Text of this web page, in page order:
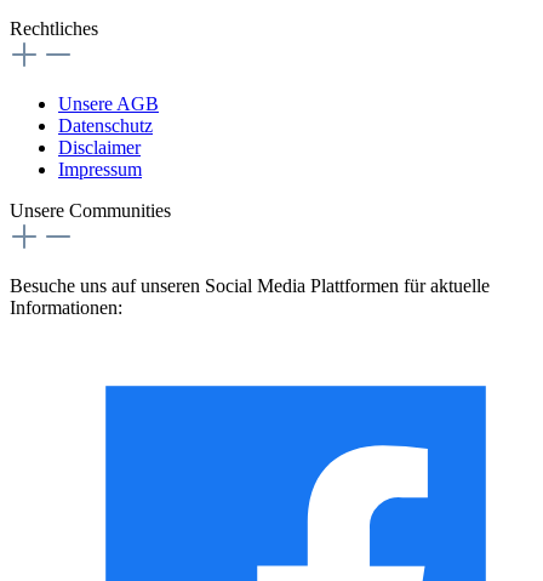
Rechtliches
Unsere AGB
Datenschutz
Disclaimer
Impressum
Unsere Communities
Besuche uns auf unseren Social Media Plattformen für aktuelle
Informationen: